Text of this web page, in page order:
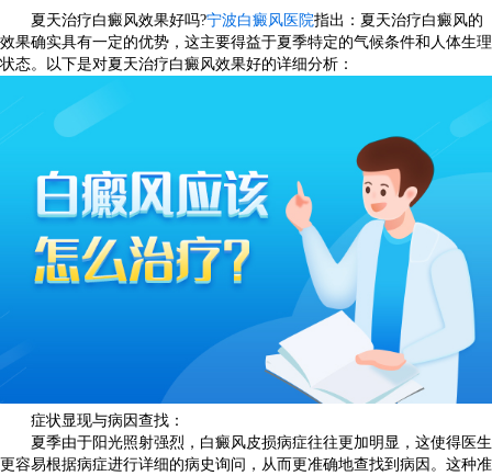
夏天治疗白癜风效果好吗?宁波白癜风医院指出：夏天治疗白癜风的
效果确实具有一定的优势，这主要得益于夏季特定的气候条件和人体生理
状态。以下是对夏天治疗白癜风效果好的详细分析：
症状显现与病因查找：
夏季由于阳光照射强烈，白癜风皮损病症往往更加明显，这使得医生
更容易根据病症进行详细的病史询问，从而更准确地查找到病因。这种准